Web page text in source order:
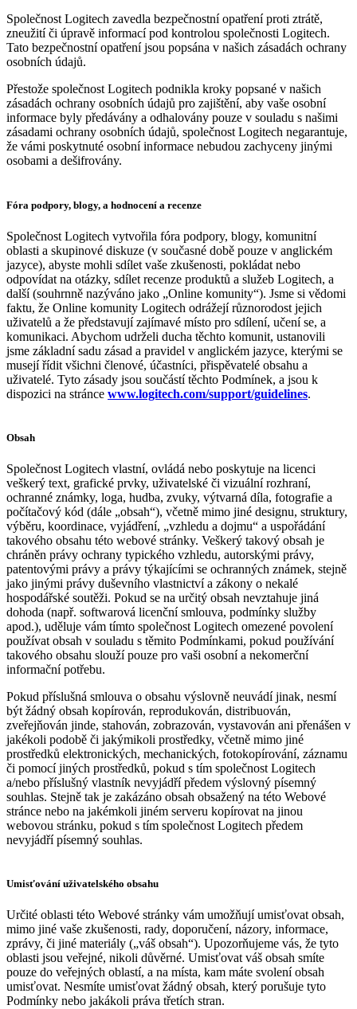
Společnost Logitech zavedla bezpečnostní opatření proti ztrátě,
zneužití či úpravě informací pod kontrolou společnosti Logitech.
Tato bezpečnostní opatření jsou popsána v našich zásadách ochrany
osobních údajů.
Přestože společnost Logitech podnikla kroky popsané v našich
zásadách ochrany osobních údajů pro zajištění, aby vaše osobní
informace byly předávány a odhalovány pouze v souladu s našimi
zásadami ochrany osobních údajů, společnost Logitech negarantuje,
že vámi poskytnuté osobní informace nebudou zachyceny jinými
osobami a dešifrovány.
Fóra podpory, blogy, a hodnocení a recenze
Společnost Logitech vytvořila fóra podpory, blogy, komunitní
oblasti a skupinové diskuze (v současné době pouze v anglickém
jazyce), abyste mohli sdílet vaše zkušenosti, pokládat nebo
odpovídat na otázky, sdílet recenze produktů a služeb Logitech, a
další (souhrnně nazýváno jako „Online komunity“). Jsme si vědomi
faktu, že Online komunity Logitech odrážejí různorodost jejich
uživatelů a že představují zajímavé místo pro sdílení, učení se, a
komunikaci. Abychom udrželi ducha těchto komunit, ustanovili
jsme základní sadu zásad a pravidel v anglickém jazyce, kterými se
musejí řídit všichni členové, účastníci, přispěvatelé obsahu a
uživatelé. Tyto zásady jsou součástí těchto Podmínek, a jsou k
dispozici na stránce www.logitech.com/support/guidelines.
Obsah
Společnost Logitech vlastní, ovládá nebo poskytuje na licenci
veškerý text, grafické prvky, uživatelské či vizuální rozhraní,
ochranné známky, loga, hudba, zvuky, výtvarná díla, fotografie a
počítačový kód (dále „obsah“), včetně mimo jiné designu, struktury,
výběru, koordinace, vyjádření, „vzhledu a dojmu“ a uspořádání
takového obsahu této webové stránky. Veškerý takový obsah je
chráněn právy ochrany typického vzhledu, autorskými právy,
patentovými právy a právy týkajícími se ochranných známek, stejně
jako jinými právy duševního vlastnictví a zákony o nekalé
hospodářské soutěži. Pokud se na určitý obsah nevztahuje jiná
dohoda (např. softwarová licenční smlouva, podmínky služby
apod.), uděluje vám tímto společnost Logitech omezené povolení
používat obsah v souladu s těmito Podmínkami, pokud používání
takového obsahu slouží pouze pro vaši osobní a nekomerční
informační potřebu.
Pokud příslušná smlouva o obsahu výslovně neuvádí jinak, nesmí
být žádný obsah kopírován, reprodukován, distribuován,
zveřejňován jinde, stahován, zobrazován, vystavován ani přenášen v
jakékoli podobě či jakýmikoli prostředky, včetně mimo jiné
prostředků elektronických, mechanických, fotokopírování, záznamu
či pomocí jiných prostředků, pokud s tím společnost Logitech
a/nebo příslušný vlastník nevyjádří předem výslovný písemný
souhlas. Stejně tak je zakázáno obsah obsažený na této Webové
stránce nebo na jakémkoli jiném serveru kopírovat na jinou
webovou stránku, pokud s tím společnost Logitech předem
nevyjádří písemný souhlas.
Umisťování uživatelského obsahu
Určité oblasti této Webové stránky vám umožňují umisťovat obsah,
mimo jiné vaše zkušenosti, rady, doporučení, názory, informace,
zprávy, či jiné materiály („váš obsah“). Upozorňujeme vás, že tyto
oblasti jsou veřejné, nikoli důvěrné. Umisťovat váš obsah smíte
pouze do veřejných oblastí, a na místa, kam máte svolení obsah
umisťovat. Nesmíte umisťovat žádný obsah, který porušuje tyto
Podmínky nebo jakákoli práva třetích stran.